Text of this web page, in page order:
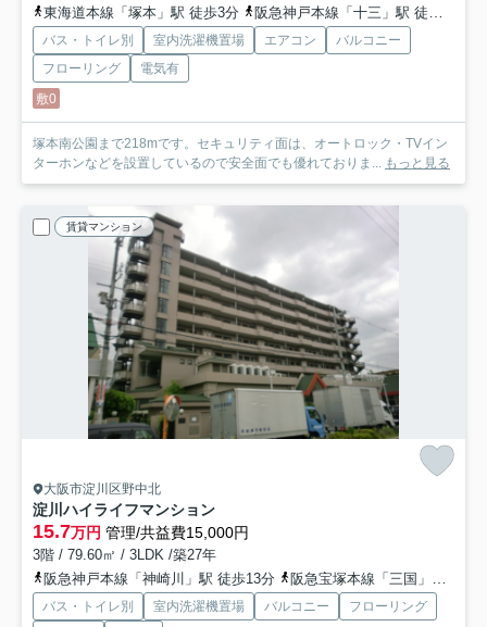
東海道本線「塚本」駅 徒歩3分
阪急神戸本線「十三」駅 徒歩20分
バス・トイレ別 室内洗濯機置場 エアコン
バルコニー
フローリング
電気有
敷0
塚本南公園まで218mです。セキュリティ面は、オートロック・TVイン
ターホンなどを設置しているので安全面でも優れておりま...
もっと見る
賃貸マンション
大阪市淀川区野中北
淀川ハイライフマンション
15.7万円 管理/共益費15,000円
3階 / 79.60㎡ / 3LDK /築27年
阪急神戸本線「神崎川」駅 徒歩13分
阪急宝塚本線「三国」駅 徒歩14分
バス・トイレ別 室内洗濯機置場 バルコニー
フローリング